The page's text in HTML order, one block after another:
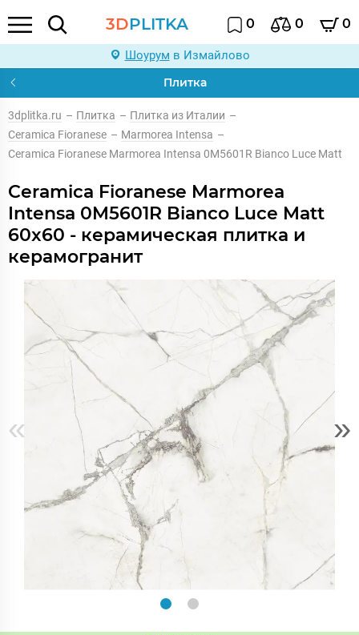
3DPLITKA 0 0 0
Шоурум в Измайлово
Плитка
3dplitka.ru – Плитка – Плитка из Италии –
Ceramica Fioranese – Marmorea Intensa –
Ceramica Fioranese Marmorea Intensa 0M5601R Bianco Luce Matt
Ceramica Fioranese Marmorea
Intensa 0M5601R Bianco Luce Matt
60x60 - керамическая плитка и
керамогранит
« »